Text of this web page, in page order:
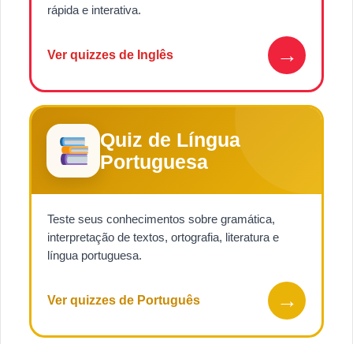
rápida e interativa.
Ver quizzes de Inglês →
Quiz de Língua
Portuguesa
Teste seus conhecimentos sobre gramática,
interpretação de textos, ortografia, literatura e
língua portuguesa.
Ver quizzes de Português →